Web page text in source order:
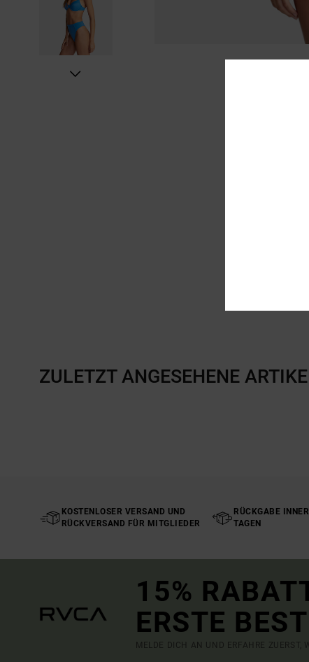
ZULETZT ANGESEHENE
KOSTENLOSER VERSAND UND
RÜCKVERSAND FÜR MITGLIEDER
RÜCKGABE
TAGEN
15%
ERSTE
MELDE DICH AN UND ERFAHRE ZUERST,